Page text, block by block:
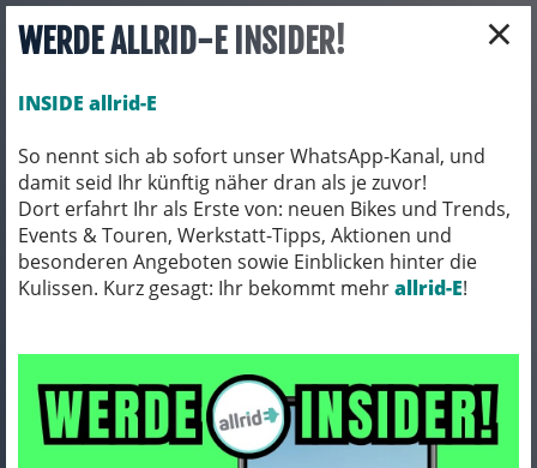
×
WERDE ALLRID-E INSIDER!
INSIDE allrid-E
So nennt sich ab sofort unser WhatsApp-Kanal, und
damit seid Ihr künftig näher dran als je zuvor!
Dort erfahrt Ihr als Erste von: neuen Bikes und Trends,
Events & Touren, Werkstatt-Tipps, Aktionen und
besonderen Angeboten sowie Einblicken hinter die
Kulissen. Kurz gesagt: Ihr bekommt mehrallrid-E!
Toggle navigation
Download als PDF